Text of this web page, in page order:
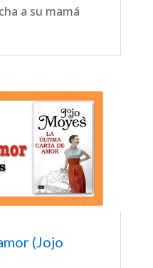
a su mamá
(Jojo